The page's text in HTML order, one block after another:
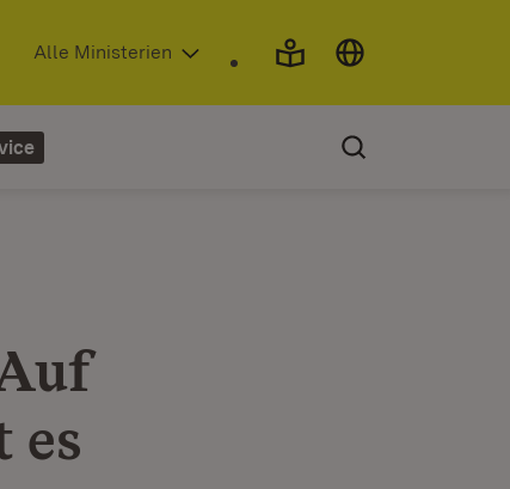
in neuem Fenster)
Alle Ministerien
es